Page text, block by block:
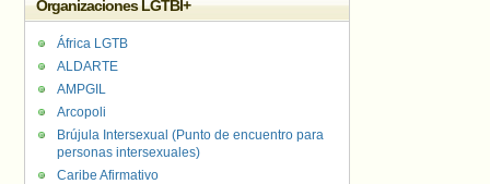
Organizaciones LGTBI+
África LGTB
ALDARTE
AMPGIL
Arcopoli
Brújula Intersexual (Punto de encuentro para
personas intersexuales)
Caribe Afirmativo